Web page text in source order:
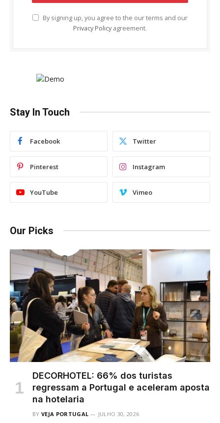
By signing up, you agree to the our terms and our
Privacy Policy agreement.
Stay In Touch
Facebook Twitter
Pinterest Instagram
YouTube Vimeo
Our Picks
DECORHOTEL: 66% dos turistas
regressam a Portugal e aceleram aposta
na hotelaria
BY VEJA PORTUGAL JULHO 30, 2026